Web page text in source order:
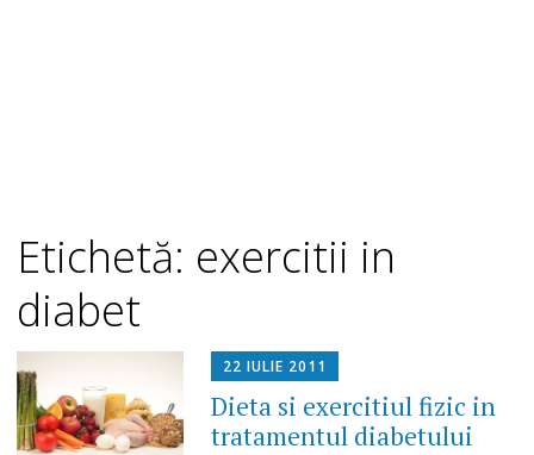
Etichetă: exercitii in
diabet
22 IULIE 2011
Dieta si exercitiul fizic in
tratamentul diabetului